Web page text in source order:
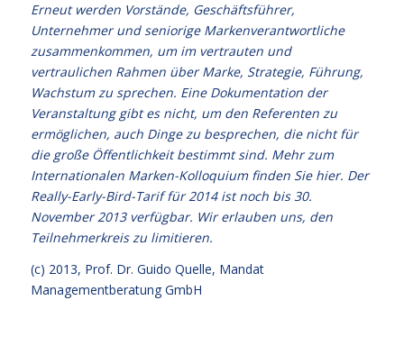
Erneut werden Vorstände, Geschäftsführer,
Unternehmer und seniorige Markenverantwortliche
zusammenkommen, um im vertrauten und
vertraulichen Rahmen über Marke, Strategie, Führung,
Wachstum zu sprechen. Eine Dokumentation der
Veranstaltung gibt es nicht, um den Referenten zu
ermöglichen, auch Dinge zu besprechen, die nicht für
die große Öffentlichkeit bestimmt sind. Mehr zum
Internationalen Marken-Kolloquium finden Sie hier. Der
Really-Early-Bird-Tarif für 2014 ist noch bis 30.
November 2013 verfügbar. Wir erlauben uns, den
Teilnehmerkreis zu limitieren.
(c) 2013, Prof. Dr. Guido Quelle, Mandat
Managementberatung GmbH